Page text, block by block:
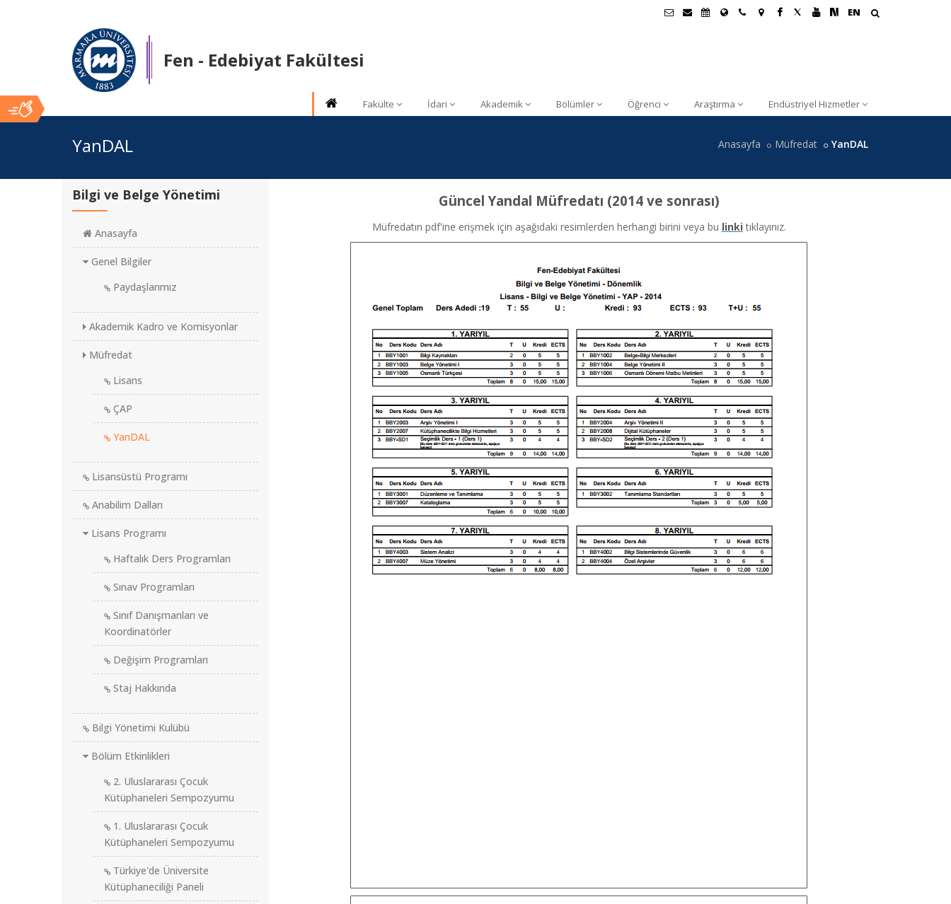
EN
Fen - Edebiyat Fakültesi
Fakülte İdari Akademik Bölümler Öğrenci Araştırma Endüstriyel Hizmetler
İçerik
YanDAL Anasayfa Müfredat YanDAL
Güncel Yandal Müfredatı (2014 ve sonrası)
Müfredatın pdf'ine erişmek için aşağıdaki resimlerden herhangi birini veya bu linki tıklayınız.
Bilgi ve Belge Yönetimi
Anasayfa
Genel Bilgiler
Paydaşlarımız
Akademik Kadro ve Komisyonlar
Müfredat
Lisans
ÇAP
YanDAL
Lisansüstü Programı
Anabilim Dalları
Lisans Programı
Haftalık Ders Programları
Sınav Programları
Sınıf Danışmanları ve
Koordinatörler
Değişim Programları
Staj Hakkında
Bilgi Yönetimi Kulübü
Bölüm Etkinlikleri
2. Uluslararası Çocuk
Kütüphaneleri Sempozyumu
1. Uluslararası Çocuk
Kütüphaneleri Sempozyumu
Türkiye'de Üniversite
Kütüphaneciliği Paneli